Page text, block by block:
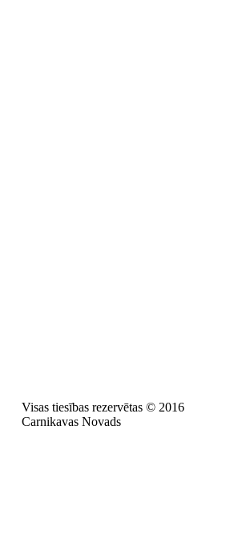
Visas tiesības rezervētas © 2016
Carnikavas Novads